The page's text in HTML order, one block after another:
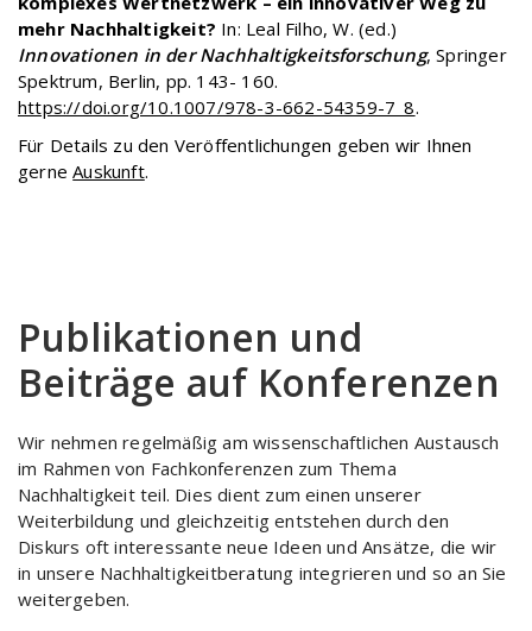
mehr Nachhaltigkeit? In: Leal Filho, W. (ed.)
Innovationen in der Nachhaltigkeitsforschung, Springer
Spektrum, Berlin, pp. 143- 160.
https://doi.org/10.1007/978-3-662-54359-7_8.
Für Details zu den Veröffentlichungen geben wir Ihnen
gerneAuskunft.
Publikationen und
Beiträge auf Konferenzen
Wir nehmen regelmäßig am wissenschaftlichen Austausch
im Rahmen von Fachkonferenzen zum Thema
Nachhaltigkeit teil. Dies dient zum einen unserer
Weiterbildung und gleichzeitig entstehen durch den
Diskurs oft interessante neue Ideen und Ansätze, die wir
in unsere Nachhaltigkeitberatung integrieren und so an Sie
weitergeben.